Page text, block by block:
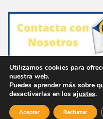
Agencias en Otras
Utilizamos cookies para
nuestra web.
Puedes aprender más sobre
desactivarlas en los ajustes.
Aceptar Rechazar